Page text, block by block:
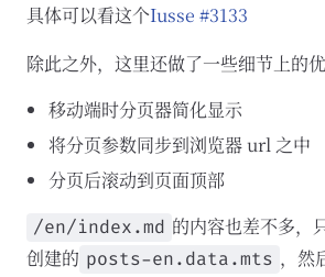
具体可以看这个Iusse #3133
除此之外，这里还做了一些细节上的优
移动端时分页器简化显示
将分页参数同步到浏览器 url 之中
分页后滚动到页面顶部
/en/index.md 的内容也差不多，
创建的 posts-en.data.mts ，然